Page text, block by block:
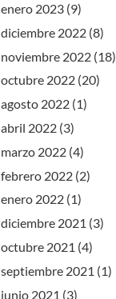
enero 2023 (9)
diciembre 2022 (8)
noviembre 2022 (18)
octubre 2022 (20)
agosto 2022 (1)
abril 2022 (3)
marzo 2022 (4)
febrero 2022 (2)
enero 2022 (1)
diciembre 2021 (3)
octubre 2021 (4)
septiembre 2021 (1)
junio 2021 (3)